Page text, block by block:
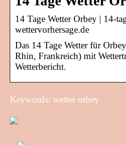
14 Tage Wetter Orbey | 14-
wettervorhersage.de
Das 14 Tage Wetter für
Rhin, Frankreich) mit
Wetterbericht.
Keywords: wetter orbey